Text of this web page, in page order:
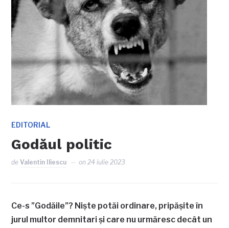
EDITORIAL
Godăul politic
deValentin Iliescu on24 iulie 2023
Ce-s ”Godăile”? Niște potăi ordinare, pripășite în
jurul multor demnitari și care nu urmăresc decât un